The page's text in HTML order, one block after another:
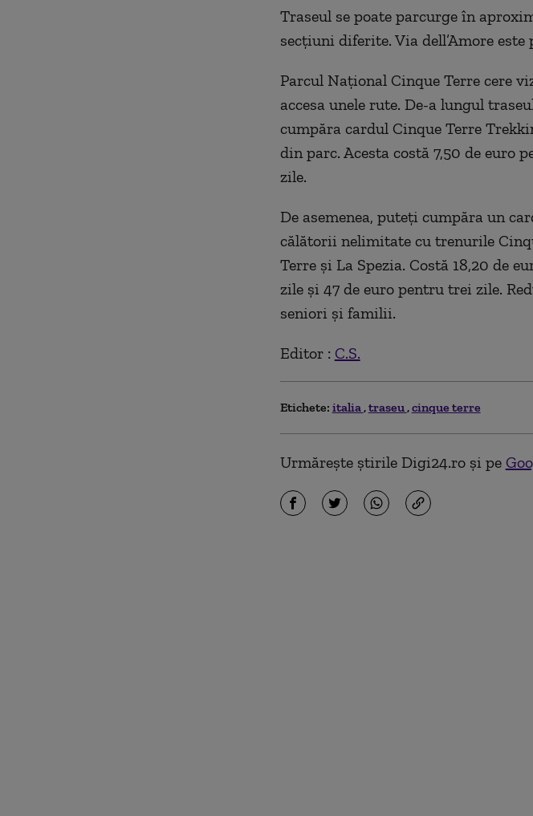
Traseul se poate parcurge în
secțiuni diferite. Via dell’Amore
Parcul Național Cinque Terre cere
accesa unele rute. De-a lungul
cumpăra cardul Cinque Terre
din parc. Acesta costă 7,50 de euro
zile.
De asemenea, puteți cumpăra un
călătorii nelimitate cu trenurile
Terre și La Spezia. Costă 18,20 de
zile și 47 de euro pentru trei zile.
seniori și familii.
Editor : C.S.
Etichete: italia traseu cinque terre
Urmărește știrile Digi24.ro și pe